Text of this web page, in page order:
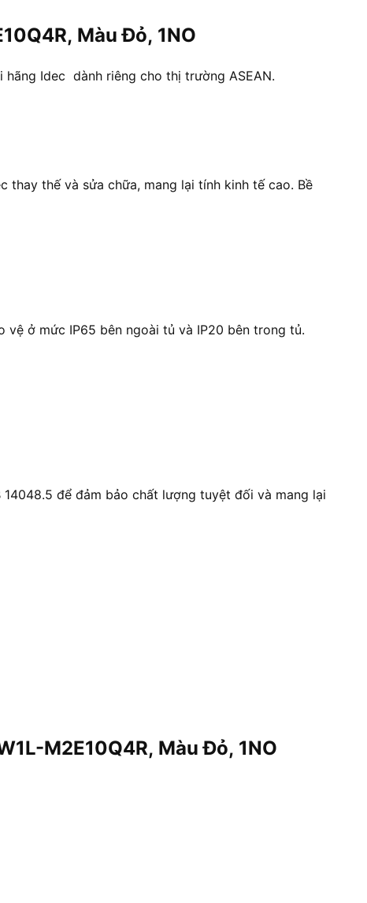
Màu Đỏ, 1NO
hãng Idec dành riêng cho thị trường ASEAN.
thế và sửa chữa, mang lại tính kinh tế cao. Bề
ở mức IP65 bên ngoài tủ và IP20 bên trong tủ.
để đảm bảo chất lượng tuyệt đối và mang lại
M2E10Q4R, Màu Đỏ, 1NO